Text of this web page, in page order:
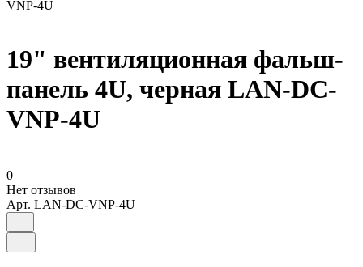
VNP-4U
19" вентиляционная фальш-
панель 4U, черная LAN-DC-
VNP-4U
0
Нет отзывов
Арт. LAN-DC-VNP-4U